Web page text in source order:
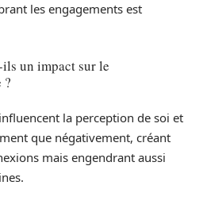
les engagements est
un impact sur le
?
la perception de soi et
que négativement, créant
mais engendrant aussi